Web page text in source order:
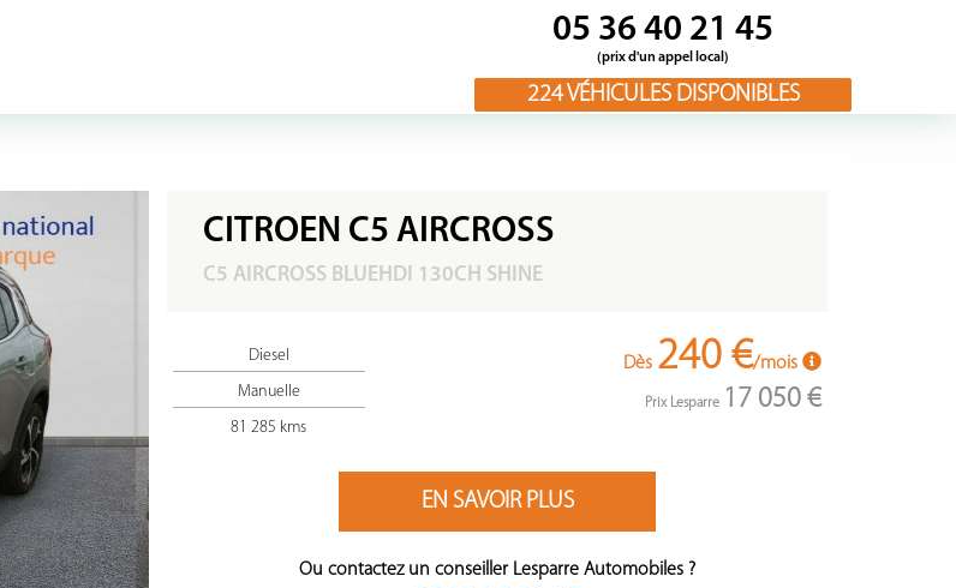
05 36 40 21 45
(prix d'un appel local)
224VÉHICULES DISPONIBLES
CITROEN C5 AIRCROSS
C5 AIRCROSS BLUEHDI 130CH SHINE
Diesel
Manuelle
81 285 kms
Dès 240 €/mois
Prix Lesparre 17 050 €
EN SAVOIR PLUS
Ou contactez un conseiller Lesparre Automobiles ?